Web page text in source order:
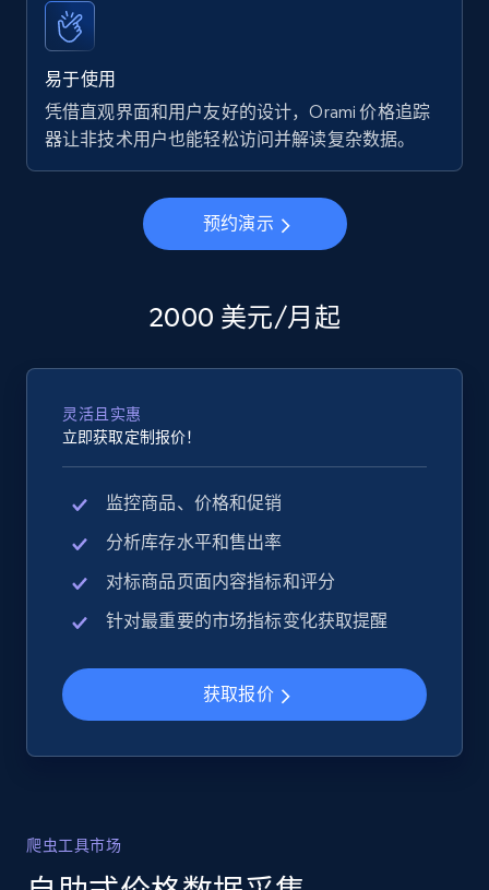
易于使用
凭借直观界面和用户友好的设计，Orami 价格追踪
器让非技术用户也能轻松访问并解读复杂数据。
预约演示
2000 美元/月起
灵活且实惠
立即获取定制报价！
监控商品、价格和促销
分析库存水平和售出率
对标商品页面内容指标和评分
针对最重要的市场指标变化获取提醒
获取报价
爬虫工具市场